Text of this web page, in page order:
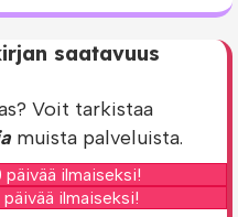
saatavuus
Voit tarkistaa
muista palveluista.
ilmaiseksi!
ilmaiseksi!